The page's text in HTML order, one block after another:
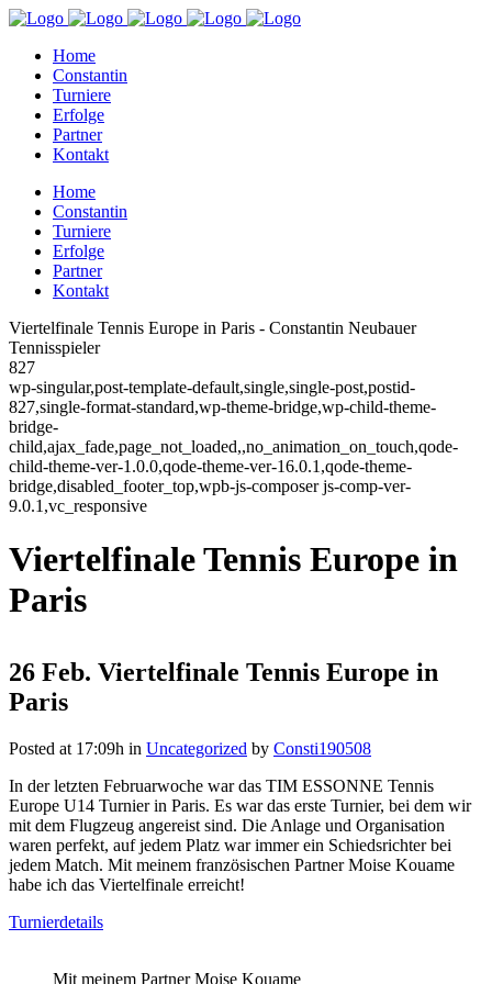
Home
Constantin
Turniere
Erfolge
Partner
Kontakt
Home
Constantin
Turniere
Erfolge
Partner
Kontakt
Viertelfinale Tennis Europe in Paris - Constantin Neubauer
Tennisspieler
827
wp-singular,post-template-default,single,single-post,postid-
827,single-format-standard,wp-theme-bridge,wp-child-theme-
bridge-
child,ajax_fade,page_not_loaded,,no_animation_on_touch,qode-
child-theme-ver-1.0.0,qode-theme-ver-16.0.1,qode-theme-
bridge,disabled_footer_top,wpb-js-composer js-comp-ver-
9.0.1,vc_responsive
Viertelfinale Tennis Europe in
Paris
26 Feb. Viertelfinale Tennis Europe in
Paris
Posted at 17:09h in Uncategorized by Consti190508
In der letzten Februarwoche war das TIM ESSONNE Tennis
Europe U14 Turnier in Paris. Es war das erste Turnier, bei dem wir
mit dem Flugzeug angereist sind. Die Anlage und Organisation
waren perfekt, auf jedem Platz war immer ein Schiedsrichter bei
jedem Match. Mit meinem französischen Partner Moise Kouame
habe ich das Viertelfinale erreicht!
Turnierdetails
Mit meinem Partner Moise Kouame